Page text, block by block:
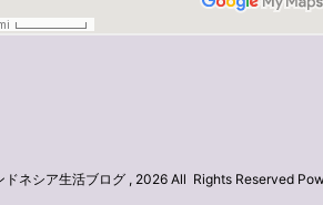
ネシア生活ブログ , 2026 All Rights Reserved